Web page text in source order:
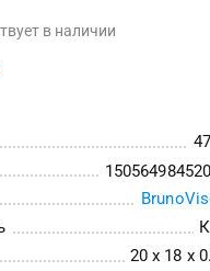
в наличии
20 x 18 x